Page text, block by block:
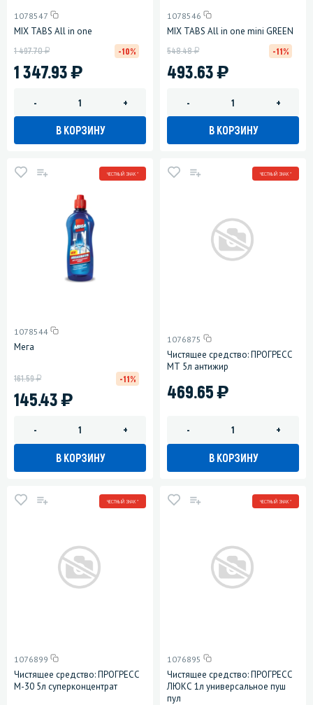
1078547
MIX TABS All in one
1 347.93)
1 497.70у -10%
- +
В КОРЗИНУ
1078546
MIX TABS All in one mini GREEN
493.63)
548.48у -11%
- +
В КОРЗИНУ
ЧЕСТНЫЙ ЗНАК *
1078544
Мега
145.43)
161.59у -11%
- +
В КОРЗИНУ
ЧЕСТНЫЙ ЗНАК *
1076875
Чистящее средство: ПРОГРЕСС
МТ 5л антижир
469.65)
- +
В КОРЗИНУ
ЧЕСТНЫЙ ЗНАК *
1076899
Чистящее средство: ПРОГРЕСС
М-30 5л суперконцентрат
ЧЕСТНЫЙ ЗНАК *
1076895
Чистящее средство: ПРОГРЕСС
ЛЮКС 1л универсальное пуш
пул